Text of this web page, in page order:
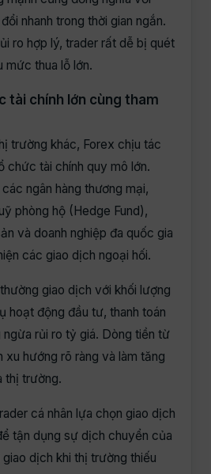
nhanh trong thời gian ngắn.
ro hợp lý, trader rất dễ bị quét
mức thua lỗ lớn.
tài chính lớn cùng tham
trường khác, Forex chịu tác
chức tài chính quy mô lớn.
ngân hàng thương mại,
phòng hộ (Hedge Fund),
và doanh nghiệp đa quốc gia
các giao dịch ngoại hối.
giao dịch với khối lượng
hoạt động đầu tư, thanh toán
rủi ro tỷ giá. Dòng tiền từ
xu hướng rõ ràng và làm tăng
thị trường.
cá nhân lựa chọn giao dịch
tận dụng sự dịch chuyển của
dịch khi thị trường thiếu